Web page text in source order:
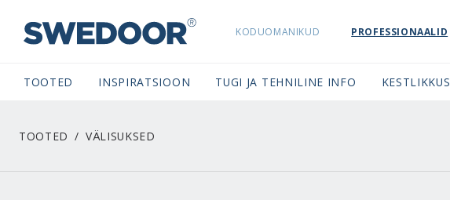
SWEDOORESTONIA NAVIGATION
KODUOMANIKUD PROFESSIONAALID
TOOTED INSPIRATSIOON TUGI JA TEHNILINE INFO KESTLIKKUS
TOOTED VÄLISUKSED